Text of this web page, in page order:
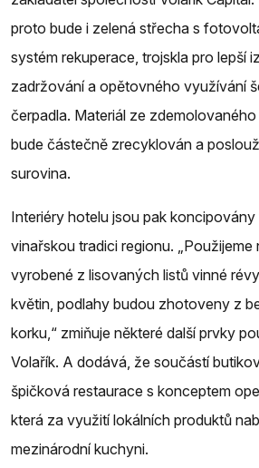
proto bude i zelená střecha s
systém rekuperace, trojskla pro lepší
zadržování a opětovného využívání
čerpadla. Materiál ze
bude částečně zrecyklován a
surovina.
Interiéry hotelu jsou pak
vinařskou tradici regionu. „Použijeme
vyrobené z lisovaných listů vinné
květin, podlahy budou zhotoveny z
korku,“ zmiňuje některé další prvky
Volařík. A dodává, že součástí
špičková restaurace s konceptem
která za využití lokálních produktů
mezinárodní kuchyni.